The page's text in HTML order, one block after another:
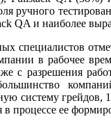
ручного
QA и наиболее
специалистов
в рабочее
с разрешения
систему грейдов,
в процессе ее